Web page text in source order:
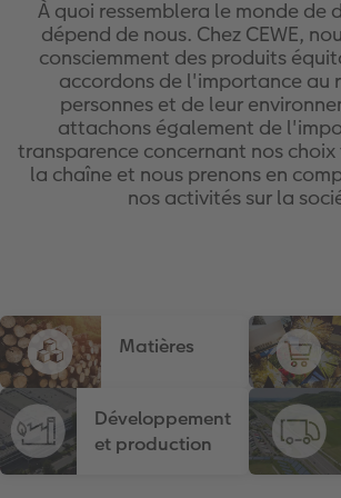
XXL Panorama
A5 Panorama
Petit Carré
Bébé
Types de couvertures
Effet relief
Tirages photo rétro
Tirages fine art
Marque-page photo
Tirage photo encadré
Lots de photos
Autocollants photo
Boîte photo souvenirs
Créez votre photo
Tableau photo prestige
Photo sur carton
Photo sur bois
hexxas
Décoration murale
Calendrier mural Fineline
À annoter
Modèles créatifs
Accessoires
Textiles
Photo magnets
Coques smartphones
Boîte cadeau
Tirages créatifs
Idées cadeaux
Faire-part de mariage
Faire-part de naissance
Faire-part d'anniversaire
Faire-part de
Mariage
Animaux
Conséils décoration
Conseils pour votre livre
CEWE myPhotos
Concours photo
Magazine CEWE
Pour les enfants
Pour les animaux
Cadeaux plus durables
À quoi ressemblera le monde de
dépend de nous. Chez CEWE,
consciemment des produits
accordons de l'importance au
personnes et de leur
attachons également de
transparence concernant nos
la chaîne et nous prenons en
nos activités sur la
Matières
Développement
et production